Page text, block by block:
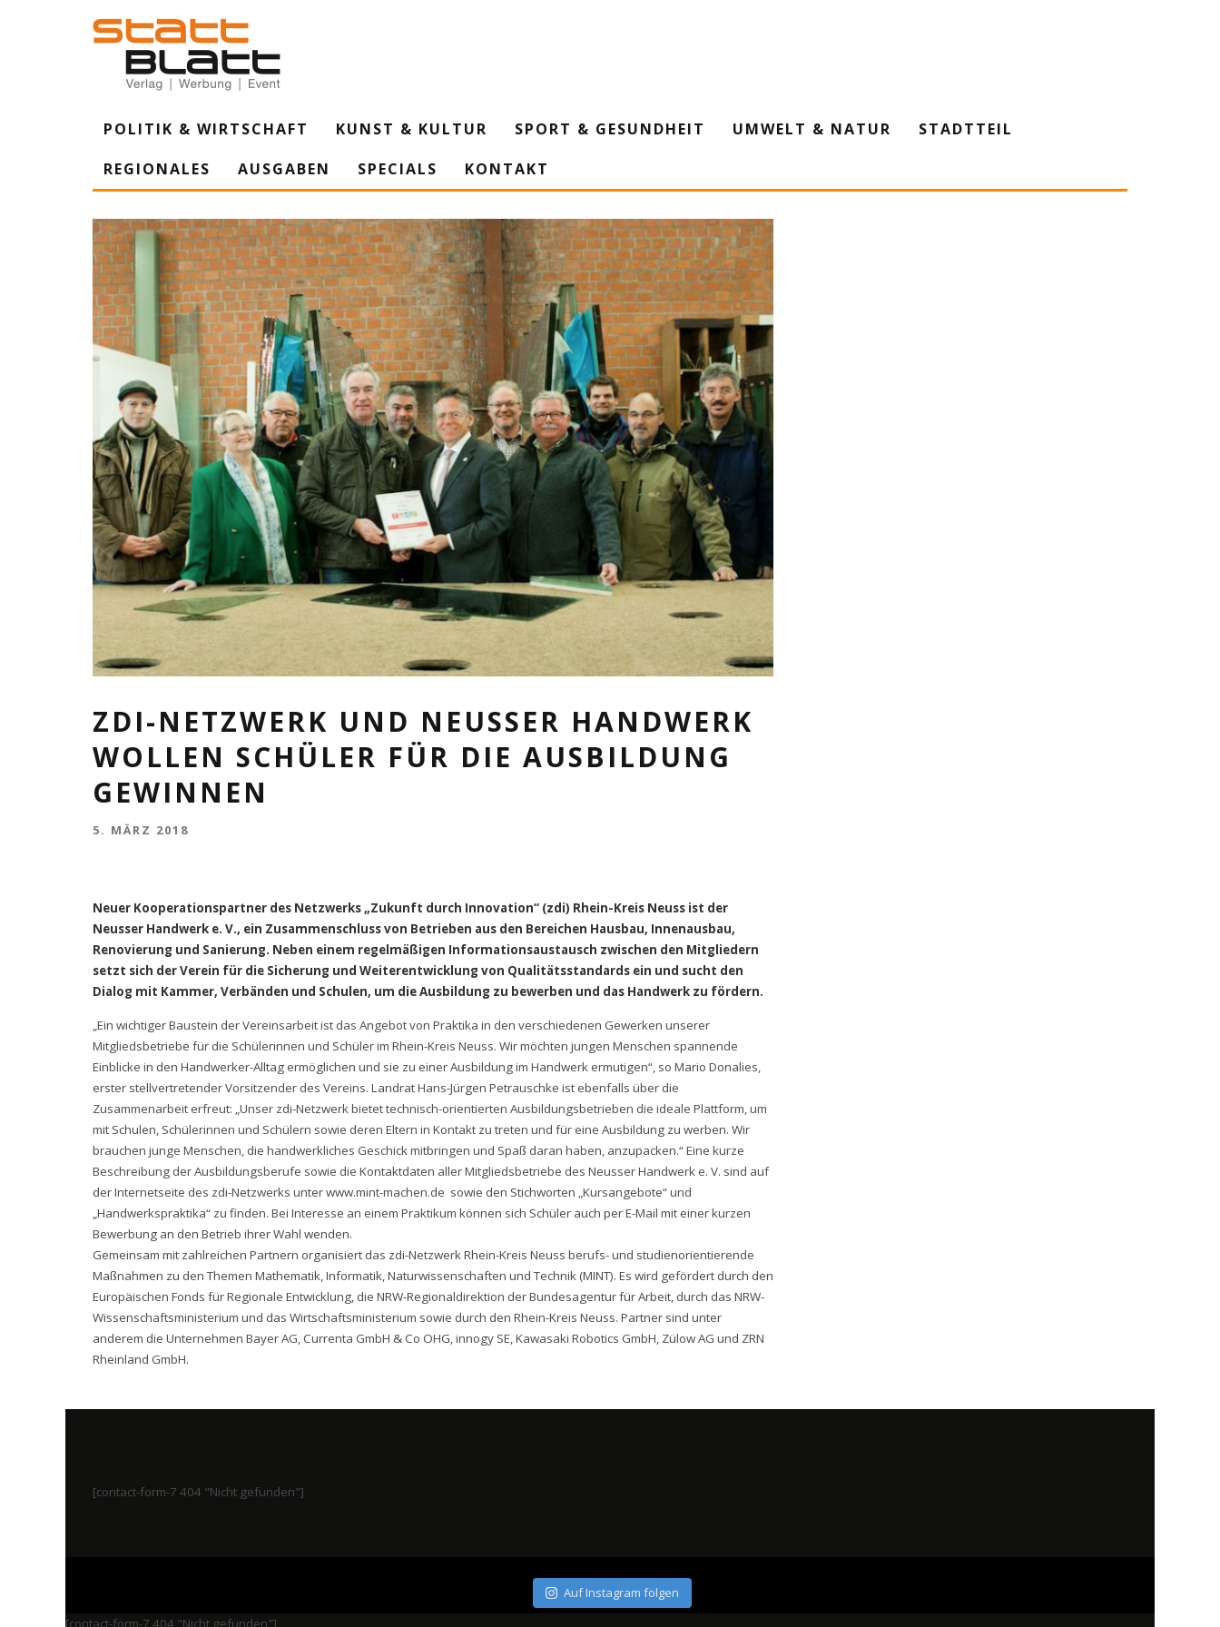
POLITIK & WIRTSCHAFT KUNST & KULTUR SPORT & GESUNDHEIT UMWELT & NATUR
STADTTEIL
REGIONALES
AUSGABEN SPECIALS KONTAKT
ZDI-NETZWERK UND NEUSSER HANDWERK
WOLLEN SCHÜLER FÜR DIE AUSBILDUNG
GEWINNEN
5. MÄRZ 2018
Neuer Kooperationspartner des Netzwerks „Zukunft durch Innovation“ (zdi) Rhein-Kreis Neuss ist der
Neusser Handwerk e. V., ein Zusammenschluss von Betrieben aus den Bereichen Hausbau, Innenausbau,
Renovierung und Sanierung. Neben einem regelmäßigen Informationsaustausch zwischen den Mitgliedern
setzt sich der Verein für die Sicherung und Weiterentwicklung von Qualitätsstandards ein und sucht den
Dialog mit Kammer, Verbänden und Schulen, um die Ausbildung zu bewerben und das Handwerk zu fördern.
„Ein wichtiger Baustein der Vereinsarbeit ist das Angebot von Praktika in den verschiedenen Gewerken unserer
Mitgliedsbetriebe für die Schülerinnen und Schüler im Rhein-Kreis Neuss. Wir möchten jungen Menschen spannende
Einblicke in den Handwerker-Alltag ermöglichen und sie zu einer Ausbildung im Handwerk ermutigen“, so Mario Donalies,
erster stellvertretender Vorsitzender des Vereins. Landrat Hans-Jürgen Petrauschke ist ebenfalls über die
Zusammenarbeit erfreut: „Unser zdi-Netzwerk bietet technisch-orientierten Ausbildungsbetrieben die ideale Plattform, um
mit Schulen, Schülerinnen und Schülern sowie deren Eltern in Kontakt zu treten und für eine Ausbildung zu werben. Wir
brauchen junge Menschen, die handwerkliches Geschick mitbringen und Spaß daran haben, anzupacken.“ Eine kurze
Beschreibung der Ausbildungsberufe sowie die Kontaktdaten aller Mitgliedsbetriebe des Neusser Handwerk e. V. sind auf
der Internetseite des zdi-Netzwerks unter www.mint-machen.de sowie den Stichworten „Kursangebote“ und
„Handwerkspraktika“ zu finden. Bei Interesse an einem Praktikum können sich Schüler auch per E-Mail mit einer kurzen
Bewerbung an den Betrieb ihrer Wahl wenden.
Gemeinsam mit zahlreichen Partnern organisiert das zdi-Netzwerk Rhein-Kreis Neuss berufs- und studienorientierende
Maßnahmen zu den Themen Mathematik, Informatik, Naturwissenschaften und Technik (MINT). Es wird gefördert durch den
Europäischen Fonds für Regionale Entwicklung, die NRW-Regionaldirektion der Bundesagentur für Arbeit, durch das NRW-
Wissenschaftsministerium und das Wirtschaftsministerium sowie durch den Rhein-Kreis Neuss. Partner sind unter
anderem die Unternehmen Bayer AG, Currenta GmbH & Co OHG, innogy SE, Kawasaki Robotics GmbH, Zülow AG und ZRN
Rheinland GmbH.
[contact-form-7 404 "Nicht gefunden"]
Auf Instagram folgen
[contact-form-7 404 "Nicht gefunden"]